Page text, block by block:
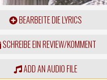
BEARBEITE DIE LYRICS
SCHREIBE EIN REVIEW/KOMMENT
ADD AN AUDIO FILE